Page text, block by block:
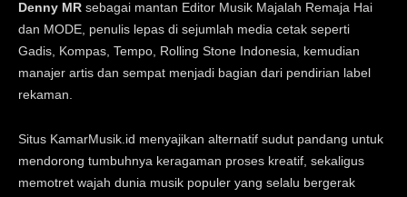
Denny MR sebagai mantan Editor Musik Majalah Remaja Hai
dan MODE, penulis lepas di sejumlah media cetak seperti
Gadis, Kompas, Tempo, Rolling Stone Indonesia, kemudian
manajer artis dan sempat menjadi bagian dari pendirian label
rekaman.
Situs KamarMusik.id menyajikan alternatif sudut pandang untuk
mendorong tumbuhnya keragaman proses kreatif, sekaligus
memotret wajah dunia musik populer yang selalu bergerak